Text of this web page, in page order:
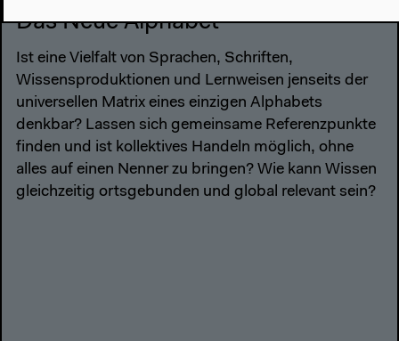
Das Neue Alphabet
Ist eine Vielfalt von Sprachen, Schriften,
Wissensproduktionen und Lernweisen jenseits der
universellen Matrix eines einzigen Alphabets
denkbar? Lassen sich gemeinsame Referenzpunkte
finden und ist kollektives Handeln möglich, ohne
alles auf einen Nenner zu bringen? Wie kann Wissen
gleichzeitig ortsgebunden und global relevant sein?